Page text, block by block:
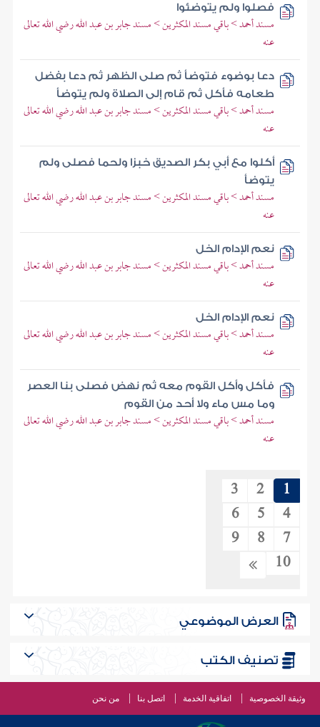
فصلوا ولم يتوضئوا
مسند أحمد > باقي مسند المكثرين > مسند جابر بن عبد الله رضي الله تعالى
عنه
دعا بوضوء فتوضأ ثم صلى الظهر ثم دعا بفضل
طعامه فأكل ثم قام إلى الصلاة ولم يتوضأ
مسند أحمد > باقي مسند المكثرين > مسند جابر بن عبد الله رضي الله تعالى
عنه
أكلوا مع أبي بكر الصديق خبزا ولحما فصلى ولم
يتوضأ
مسند أحمد > باقي مسند المكثرين > مسند جابر بن عبد الله رضي الله تعالى
عنه
نعم الإدام الخل
مسند أحمد > باقي مسند المكثرين > مسند جابر بن عبد الله رضي الله تعالى
عنه
نعم الإدام الخل
مسند أحمد > باقي مسند المكثرين > مسند جابر بن عبد الله رضي الله تعالى
عنه
فأكل وأكل القوم معه ثم نهض فصلى بنا العصر
وما مس ماء ولا أحد من القوم
مسند أحمد > باقي مسند المكثرين > مسند جابر بن عبد الله رضي الله تعالى
عنه
1
2
3
4
5
6
7
8
9
10
العرض الموضوعي
تصنيف الكتب
وثيقة الخصوصية اتفاقية الخدمة اتصل بنا من نحن